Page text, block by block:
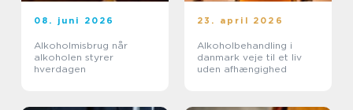
08. juni 2026
Alkoholmisbrug når
alkoholen styrer
hverdagen
23. april 2026
Alkoholbehandling i
danmark veje til et liv
uden afhængighed